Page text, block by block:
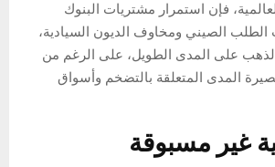
فإن استمرار مشتريات البنوك
الطلب الصيني ومخاوف الديون السيادية،
على المدى الطويل، على الرغم من
المدى المتعلقة بالتضخم وأسواق
غير مسبوقة